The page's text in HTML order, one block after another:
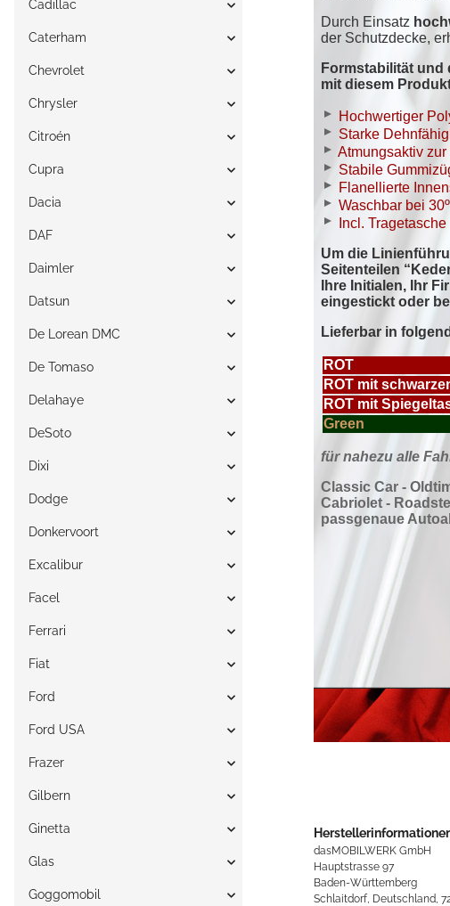
dasMOBILWERK GmbH
Hauptstrasse 97
Baden-Württemberg
Schlaitdorf, Deutschland,
Cadillac
Caterham
Chevrolet
Chrysler
Citroén
Cupra
Dacia
DAF
Daimler
Datsun
De Lorean DMC
De Tomaso
Delahaye
DeSoto
Dixi
Dodge
Donkervoort
Excalibur
Facel
Ferrari
Fiat
Ford
Ford USA
Frazer
Gilbern
Ginetta
Glas
Goggomobil